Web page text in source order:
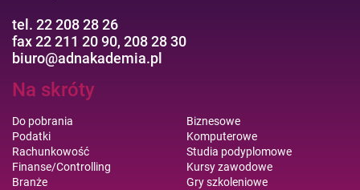
tel. 22 208 28 26
fax 22 211 20 90, 208 28 30
biuro@adnakademia.pl
Na skróty
Do pobrania
Podatki
Rachunkowość
Finanse/Controlling
Branże
Biznesowe
Komputerowe
Studia podyplomowe
Kursy zawodowe
Gry szkoleniowe